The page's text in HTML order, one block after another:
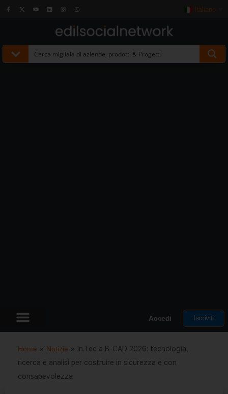
Italiano
Accedi Iscriviti
Home » Notizie »
In.Tec a B-CAD 2026: tecnologia,
ricerca e analisi per costruire in sicurezza e con
consapevolezza